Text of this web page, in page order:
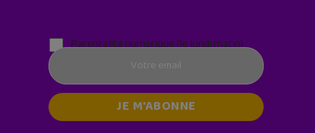
Parentalité numérique (le lundi matin)